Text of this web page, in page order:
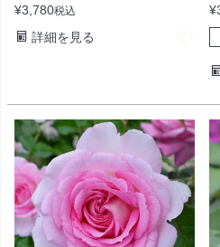
¥3,780税込
詳細を見る
¥